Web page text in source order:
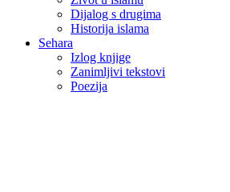
Dijalog s drugima
Historija islama
Sehara
Izlog knjige
Zanimljivi tekstovi
Poezija